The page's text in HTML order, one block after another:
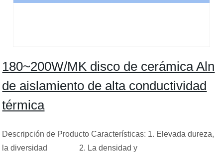
180~200W/MK disco de cerámica Aln
de aislamiento de alta conductividad
térmica
Descripción de Producto Características: 1. Elevada dureza,
la diversidad 2. La densidad y